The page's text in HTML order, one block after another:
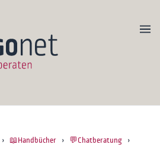
› 📖Handbücher › 💬Chatberatung ›